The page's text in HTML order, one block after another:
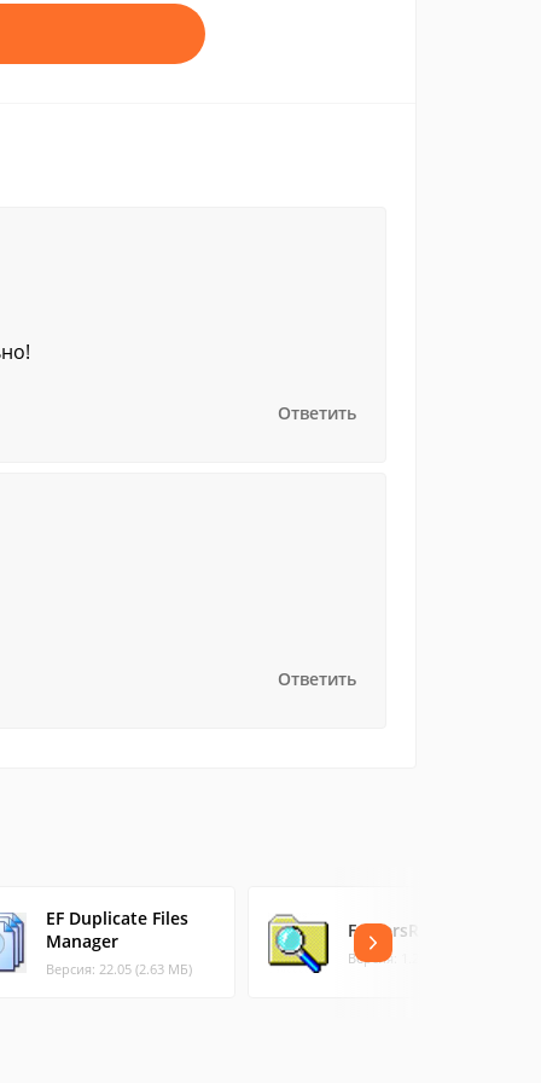
Ответить
Ответить
EF Duplicate Files
Manager
Версия: 22.05 (2.63 МБ)
FoldersReport
Версия: 1.21 (0.03 МБ)